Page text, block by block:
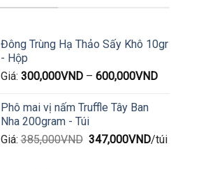
Đông Trùng Hạ Thảo Sấy Khô 10gr
- Hộp
Giá: 300,000VND– 600,000VND
Phô mai vị nấm Truffle Tây Ban
Nha 200gram - Túi
Giá: 385,000VND Giá
347,000VNDGiá
/túi